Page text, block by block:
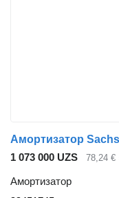
Амортизатор
1 073 000 UZS
78,24 €
Амортизатор